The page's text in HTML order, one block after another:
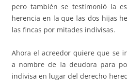
pero también se testimonió la
herencia en la que las dos hijas
las fincas por mitades indivisas.
Ahora el acreedor quiere que se
a nombre de la deudora para
indivisa en lugar del derecho